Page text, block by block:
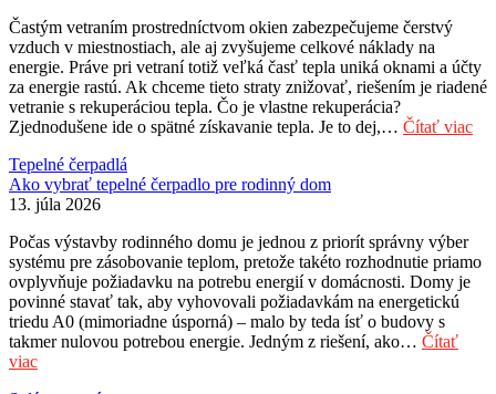
Častým vetraním prostredníctvom okien zabezpečujeme čerstvý
vzduch v miestnostiach, ale aj zvyšujeme celkové náklady na
energie. Práve pri vetraní totiž veľká časť tepla uniká oknami a účty
za energie rastú. Ak chceme tieto straty znižovať, riešením je riadené
vetranie s rekuperáciou tepla. Čo je vlastne rekuperácia?
Zjednodušene ide o spätné získavanie tepla. Je to dej,… Čítať viac
Tepelné čerpadlá
Ako vybrať tepelné čerpadlo pre rodinný dom
13. júla 2026
Počas výstavby rodinného domu je jednou z priorít správny výber
systému pre zásobovanie teplom, pretože takéto rozhodnutie priamo
ovplyvňuje požiadavku na potrebu energií v domácnosti. Domy je
povinné stavať tak, aby vyhovovali požiadavkám na energetickú
triedu A0 (mimoriadne úsporná) – malo by teda ísť o budovy s
takmer nulovou potrebou energie. Jedným z riešení, ako… Čítať
viac